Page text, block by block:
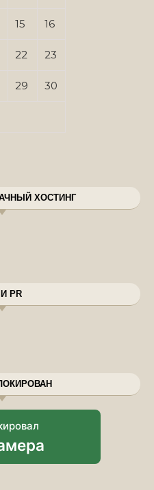
15 16
22 23
29 30
ХОСТИНГ
PR